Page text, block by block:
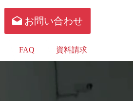
お問い合わせ
FAQ 資料請求